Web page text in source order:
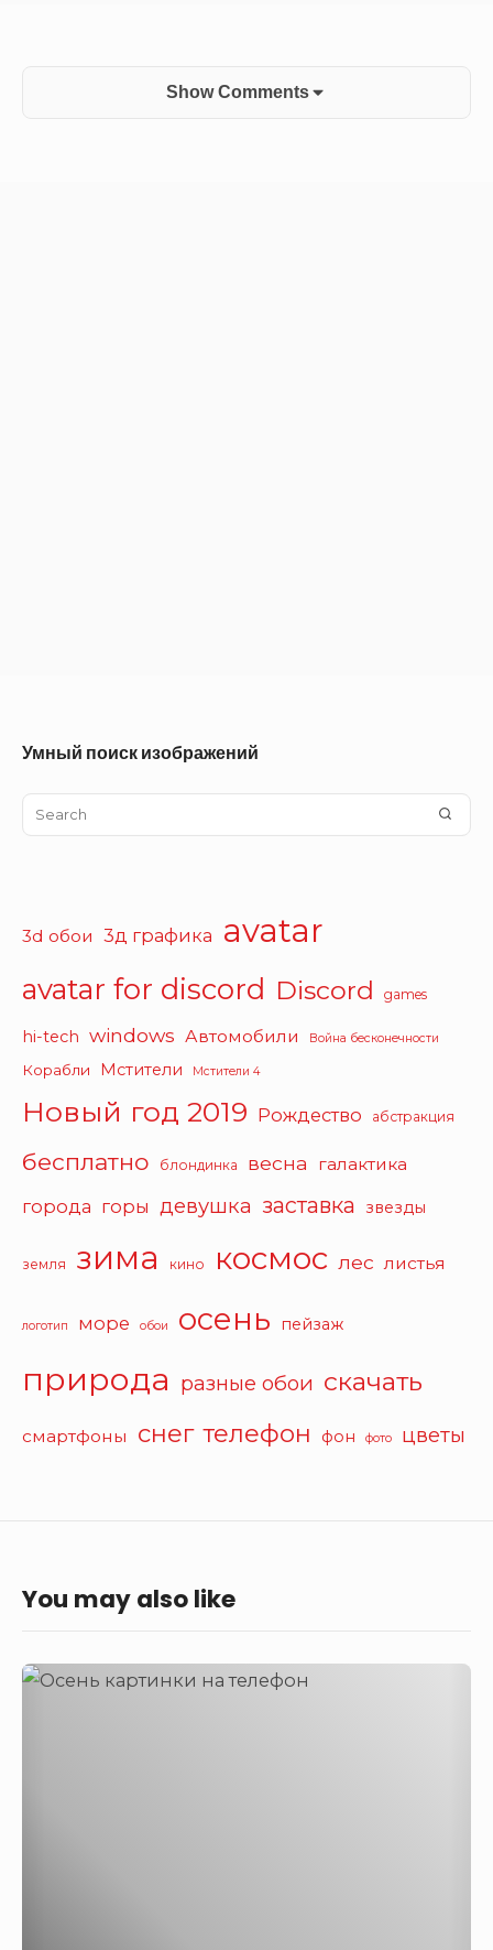
Show Comments
Умный поиск изображений
Search
for:
3d обои 3д графика avatar
avatar for discord Discord games
hi-tech windows Автомобили Война бесконечности
Корабли Мстители Мстители 4
Новый год 2019 Рождество абстракция
бесплатно блондинка весна галактика
города горы девушка заставка звезды
земля зима кино космос лес листья
логотип море обои осень пейзаж
природа разные обои скачать
смартфоны снег телефон фон фото цветы
You may also like
Осень